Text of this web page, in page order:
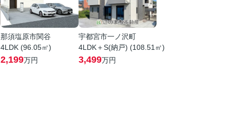
那須塩原市関谷
4LDK (96.05㎡)
2,199万円
宇都宮市一ノ沢町
4LDK＋S(納戸) (108.51㎡)
3,499万円